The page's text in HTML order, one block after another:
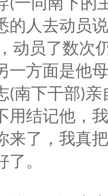
(
的人去动员
，动员了数次
一方面是他
(南下干部)亲
用结记他，
来了，我真
。